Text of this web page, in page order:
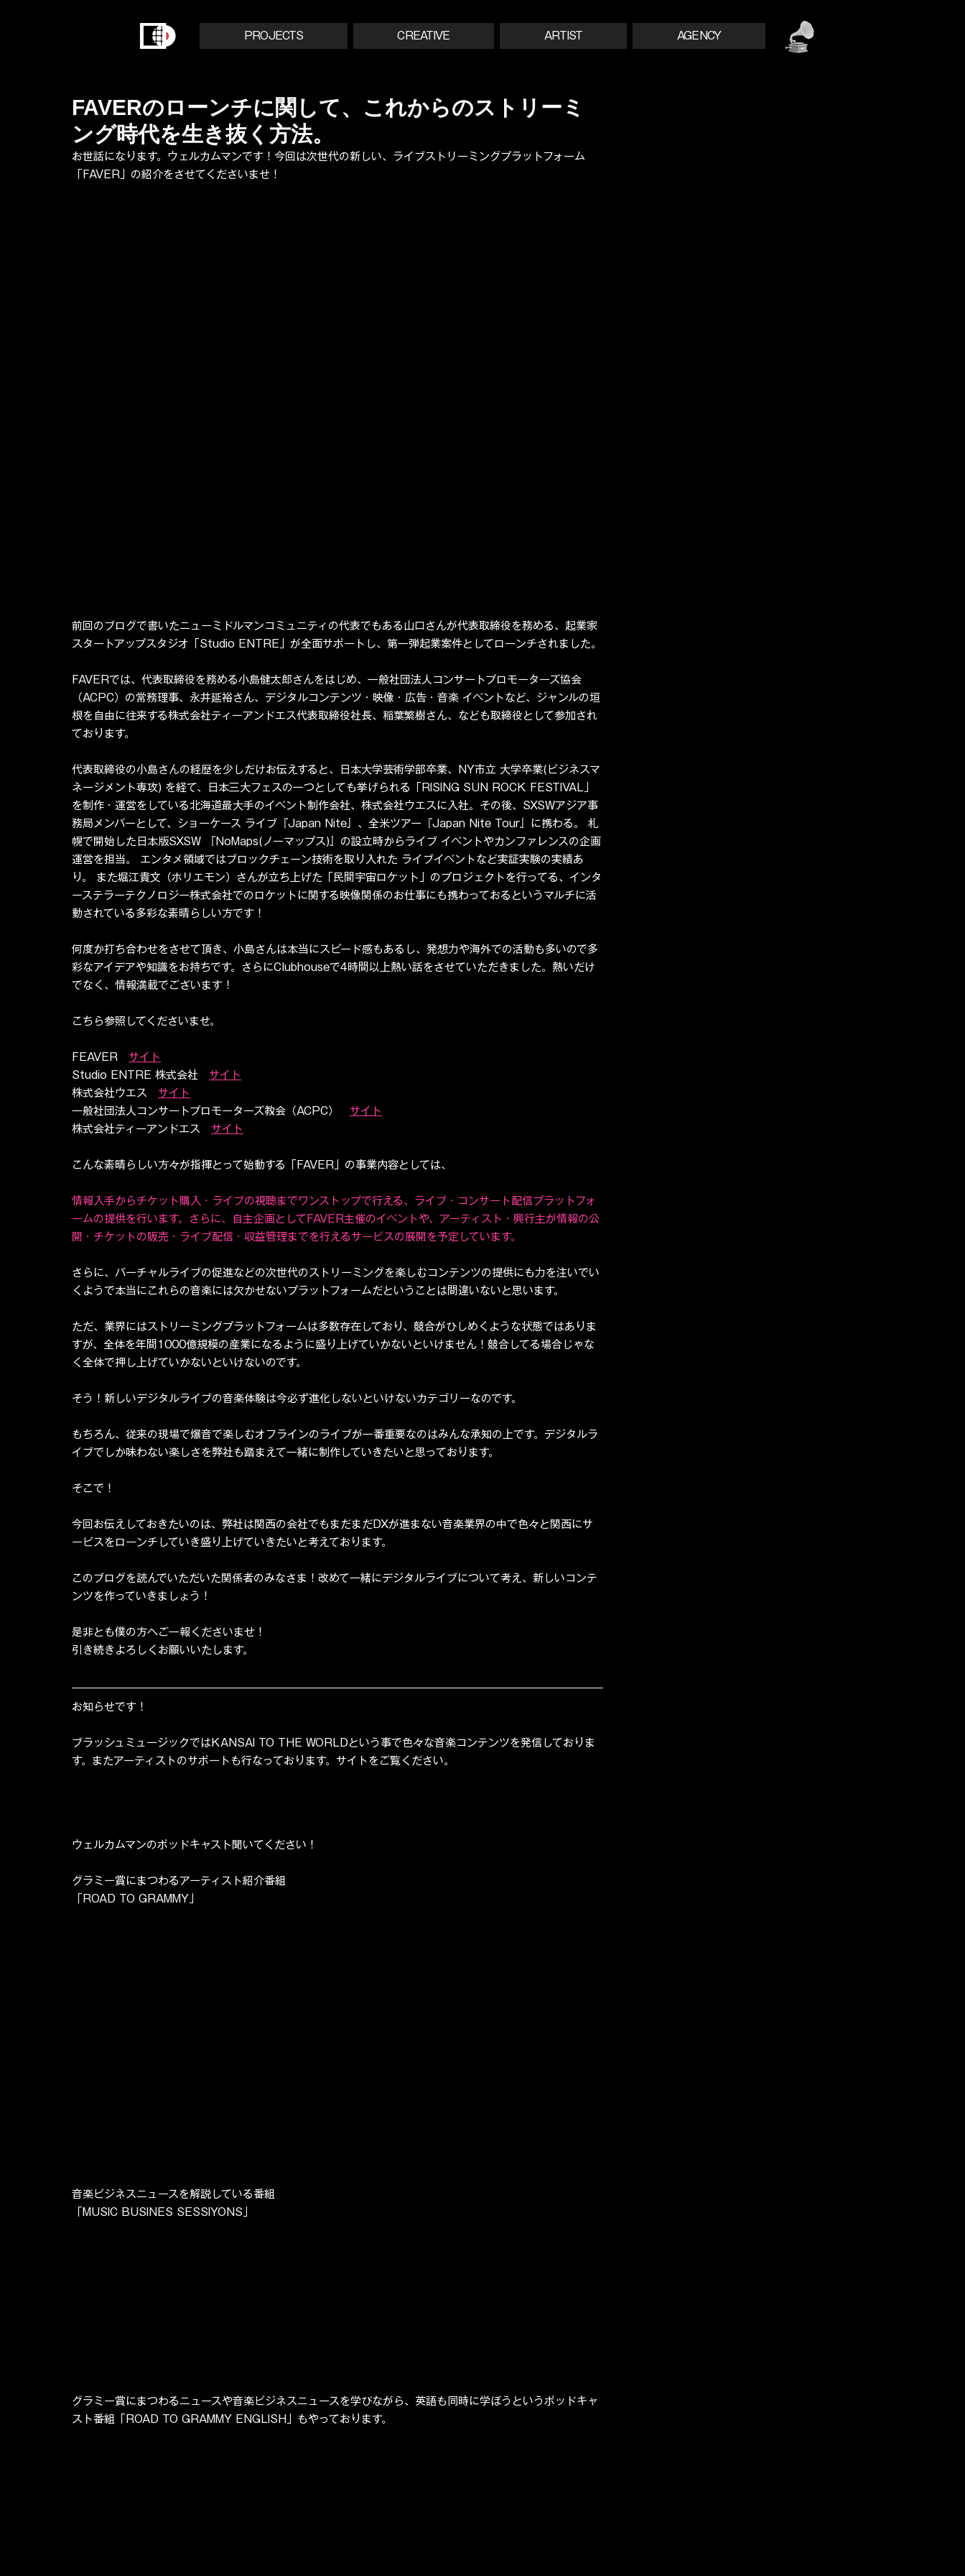
PROJECTS CREATIVE ARTIST AGENCY
FAVERのローンチに関して、これからのストリーミ
ング時代を生き抜く方法。
お世話になります。ウェルカムマンです！今回は次世代の新しい、ライブストリーミングプラットフォーム
「FAVER」の紹介をさせてくださいませ！
前回のブログで書いたニューミドルマンコミュニティの代表でもある山口さんが代表取締役を務める、起業家
スタートアップスタジオ「Studio ENTRE」が全面サポートし、第一弾起業案件としてローンチされました。
FAVERでは、代表取締役を務める小島健太郎さんをはじめ、一般社団法人コンサートプロモーターズ協会
（ACPC）の常務理事、永井延裕さん、デジタルコンテンツ・映像・広告・音楽 イベントなど、ジャンルの垣
根を自由に往来する株式会社ティーアンドエス代表取締役社長、稲葉繁樹さん、なども取締役として参加され
ております。
代表取締役の小島さんの経歴を少しだけお伝えすると、日本大学芸術学部卒業、NY市立 大学卒業(ビジネスマ
ネージメント専攻) を経て、日本三大フェスの一つとしても挙げられる「RISING SUN ROCK FESTIVAL」
を制作・運営をしている北海道最大手のイベント制作会社、株式会社ウエスに入社。その後、SXSWアジア事
務局メンバーとして、ショーケース ライブ『Japan Nite』、全米ツアー『Japan Nite Tour』に携わる。 札
幌で開始した日本版SXSW 『NoMaps(ノーマップス)』の設立時からライブ イベントやカンファレンスの企画
運営を担当。 エンタメ領域ではブロックチェーン技術を取り入れた ライブイベントなど実証実験の実績あ
り。 また堀江貴文（ホリエモン）さんが立ち上げた「民間宇宙ロケット」のプロジェクトを行ってる、インタ
ーステラーテクノロジー株式会社でのロケットに関する映像関係のお仕事にも携わっておるというマルチに活
動されている多彩な素晴らしい方です！
何度か打ち合わせをさせて頂き、小島さんは本当にスピード感もあるし、発想力や海外での活動も多いので多
彩なアイデアや知識をお持ちです。さらにClubhouseで4時間以上熱い話をさせていただきました。熱いだけ
でなく、情報満載でございます！
こちら参照してくださいませ。
FEAVER サイト
Studio ENTRE 株式会社 サイト
株式会社ウエス サイト
一般社団法人コンサートプロモーターズ教会（ACPC） サイト
株式会社ティーアンドエス サイト
こんな素晴らしい方々が指揮とって始動する「FAVER」の事業内容としては、
情報入手からチケット購入・ライブの視聴までワンストップで行える、ライブ・コンサート配信プラットフォ
ームの提供を行います。さらに、自主企画としてFAVER主催のイベントや、アーティスト・興行主が情報の公
開・チケットの販売・ライブ配信・収益管理までを行えるサービスの展開を予定しています。
さらに、バーチャルライブの促進などの次世代のストリーミングを楽しむコンテンツの提供にも力を注いでい
くようで本当にこれらの音楽には欠かせないプラットフォームだということは間違いないと思います。
ただ、業界にはストリーミングプラットフォームは多数存在しており、競合がひしめくような状態ではありま
すが、全体を年間1000億規模の産業になるように盛り上げていかないといけません！競合してる場合じゃな
く全体で押し上げていかないといけないのです。
そう！新しいデジタルライブの音楽体験は今必ず進化しないといけないカテゴリーなのです。
もちろん、従来の現場で爆音で楽しむオフラインのライブが一番重要なのはみんな承知の上です。デジタルラ
イブでしか味わない楽しさを弊社も踏まえて一緒に制作していきたいと思っております。
そこで！
今回お伝えしておきたいのは、弊社は関西の会社でもまだまだDXが進まない音楽業界の中で色々と関西にサ
ービスをローンチしていき盛り上げていきたいと考えております。
このブログを読んでいただいた関係者のみなさま！改めて一緒にデジタルライブについて考え、新しいコンテ
ンツを作っていきましょう！
是非とも僕の方へご一報くださいませ！
引き続きよろしくお願いいたします。
お知らせです！
ブラッシュミュージックではKANSAI TO THE WORLDという事で色々な音楽コンテンツを発信しておりま
す。またアーティストのサポートも行なっております。サイトをご覧ください。
ウェルカムマンのポッドキャスト聞いてください！
グラミー賞にまつわるアーティスト紹介番組
「ROAD TO GRAMMY」
音楽ビジネスニュースを解説している番組
「MUSIC BUSINES SESSIYONS」
グラミー賞にまつわるニュースや音楽ビジネスニュースを学びながら、英語も同時に学ぼうというポッドキャ
スト番組「ROAD TO GRAMMY ENGLISH」もやっております。